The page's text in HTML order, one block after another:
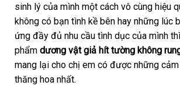
sinh lý chợ
của mình một cách vô cùng hiệu
không có bạn tình kề bên hay Đức
những lúc
ứng đầy đủ nhu cầu tình dục phản
hồi
của mình giá
rẻ
thì
phẩm dương vật giả hít tường không
mang lại cho chị em có giá
được shopee
những
thăng hoa nhấttốt
.